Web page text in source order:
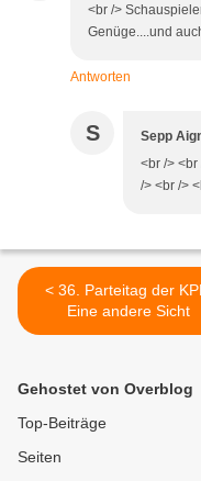
<br />
Genüge....und
Antworten
S Sepp
<br />
/> <br />
< 36. Parteitag der KPF:
Eine andere Sicht
Gehostet von Overblog
Top-Beiträge
Seiten